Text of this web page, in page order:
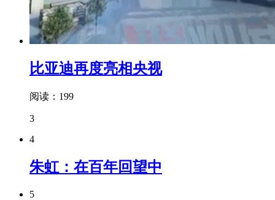
比亚迪再度亮相央视
阅读：199
3
4
朱虹：在百年回望中
5